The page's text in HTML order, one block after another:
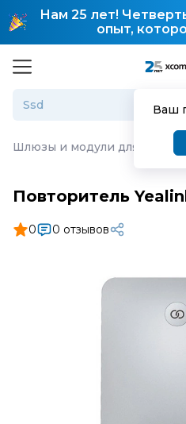
Нам 25 лет!
опыт,
Ваш
Шлюзы и модули для IP-
Повторитель
0 0 отзывов